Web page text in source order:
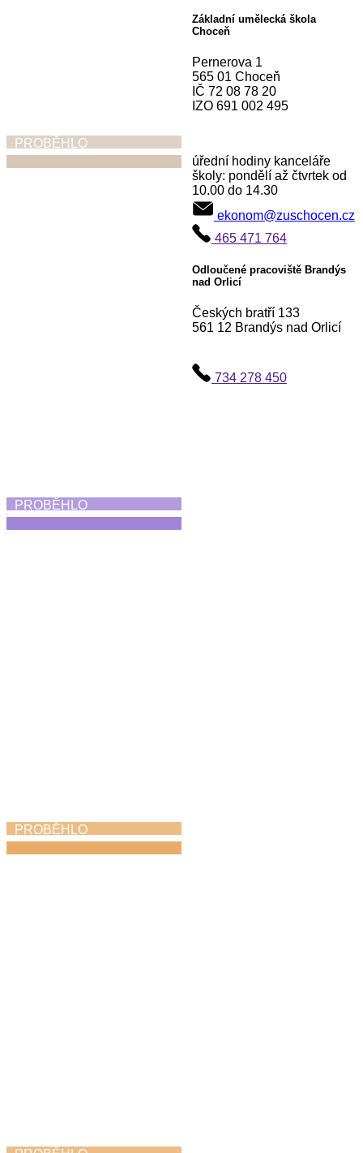
PROBĚHLO
PROBĚHLO
PROBĚHLO
Základní umělecká škola
Choceň
Pernerova 1
565 01 Choceň
IČ 72 08 78 20
IZO 691 002 495
úřední hodiny kanceláře
školy: pondělí až čtvrtek od
10.00 do 14.30
ekonom@zuschocen.cz
465 471 764
Odloučené pracoviště Brandýs
nad Orlicí
Českých bratří 133
561 12 Brandýs nad Orlicí
734 278 450